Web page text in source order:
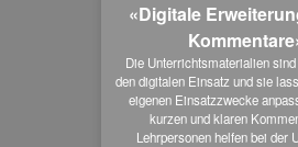
«Digitale
Die Unterrichtsmaterialien
den digitalen Einsatz und sie
eigenen Einsatzzwecke
kurzen und klaren
Lehrpersonen helfen bei der